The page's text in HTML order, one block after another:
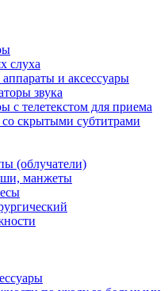
слуха
и аксессуары
звука
с телетекстом для приема
скрытыми субтитрами
(облучатели)
манжеты